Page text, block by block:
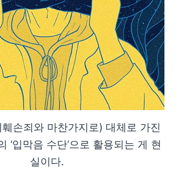
손죄와 마찬가지로) 대체로 가진
‘입막음 수단’으로 활용되는 게 현
실이다.